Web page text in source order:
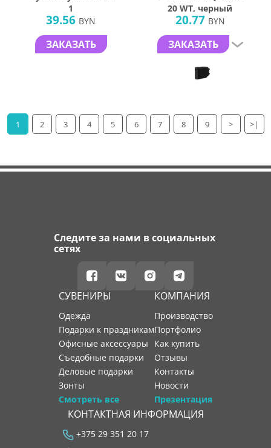
1
39.56 BYN
ЗАКАЗАТЬ
20 WT, черный
20.77 BYN
ЗАКАЗАТЬ
1 2 3 4 5 6 7 8 9 > >|
Следите за нами в социальных
сетях
СУВЕНИРЫ
Одежда
Подарки к праздникам
Офисные аксессуары
Съедобные подарки
Деловые подарки
Зонты
Смотреть все
КОМПАНИЯ
производство
портфолио
как купить
отзывы
контакты
новости
Презентация
КОНТАКТНАЯ ИНФОРМАЦИЯ
+375 29 351 20 17